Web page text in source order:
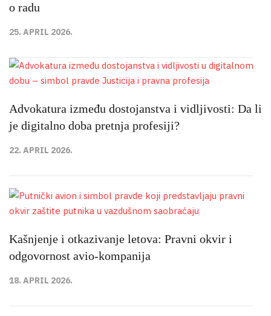
o radu
25. APRIL 2026.
Advokatura između dostojanstva i vidljivosti: Da li
je digitalno doba pretnja profesiji?
22. APRIL 2026.
Kašnjenje i otkazivanje letova: Pravni okvir i
odgovornost avio-kompanija
18. APRIL 2026.